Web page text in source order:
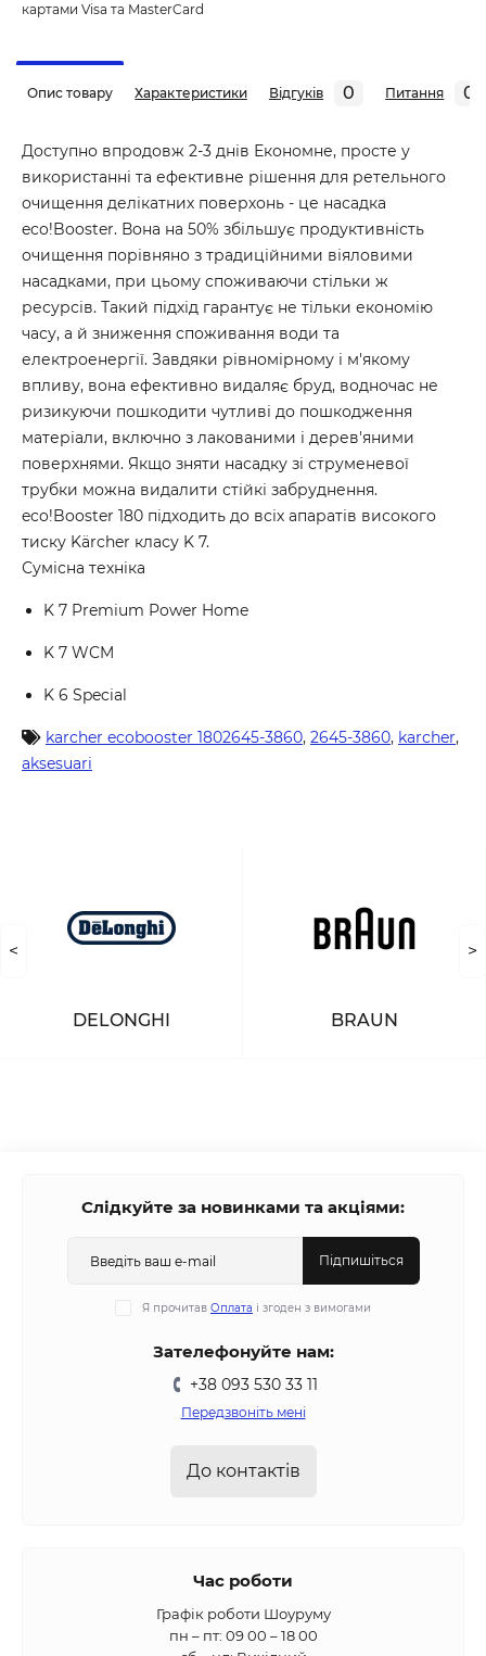
картами Visa та MasterCard
Опис товару Характеристики Відгуків 0 Питання 0
Доступно впродовж 2-3 днів Економне, просте у
використанні та ефективне рішення для ретельного
очищення делікатних поверхонь - це насадка
eco!Booster. Вона на 50% збільшує продуктивність
очищення порівняно з традиційними віяловими
насадками, при цьому споживаючи стільки ж
ресурсів. Такий підхід гарантує не тільки економію
часу, а й зниження споживання води та
електроенергії. Завдяки рівномірному і м'якому
впливу, вона ефективно видаляє бруд, водночас не
ризикуючи пошкодити чутливі до пошкодження
матеріали, включно з лакованими і дерев'яними
поверхнями. Якщо зняти насадку зі струменевої
трубки можна видалити стійкі забруднення.
eco!Booster 180 підходить до всіх апаратів високого
тиску Kärcher класу K 7.
Сумісна техніка
K 7 Premium Power Home
K 7 WCM
K 6 Special
karcher ecobooster 1802645-3860, 2645-3860, karcher,
aksesuari
<
DELONGHI BRAUN
>
Слідкуйте за новинками та акціями:
Підпишіться
Я прочитав Оплата і згоден з вимогами
Зателефонуйте нам:
+38 093 530 33 11
Передзвоніть мені
До контактів
Час роботи
Графік роботи Шоуруму
пн – пт: 09 00 – 18 00